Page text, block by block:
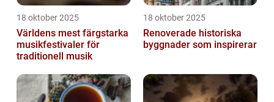
18 oktober 2025
Världens mest färgstarka
musikfestivaler för
traditionell musik
18 oktober 2025
Renoverade historiska
byggnader som inspirerar